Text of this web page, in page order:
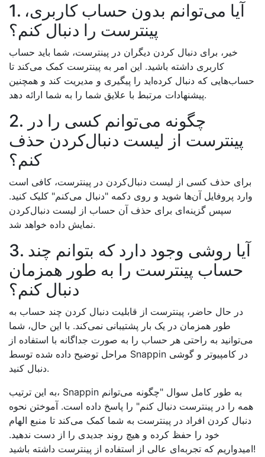
1. آیا می‌توانم بدون حساب کاربری،
پینترست را دنبال کنم؟
خیر، برای دنبال کردن دیگران در پینترست، شما باید حساب
کاربری داشته باشید. این امر به پینترست کمک می‌کند تا
حساب‌هایی که دنبال کرده‌اید را پیگیری و مدیریت کند و همچنین
پیشنهادات مرتبط با علایق شما را به شما ارائه دهد.
2. چگونه می‌توانم کسی را در
پینترست از لیست دنبال‌کردن حذف
کنم؟
برای حذف کسی از لیست دنبال‌کردن در پینترست، کافی است
وارد پروفایل آن‌ها شوید و روی دکمه "دنبال می‌کنم" کلیک کنید.
سپس گزینه‌ای برای حذف آن حساب از لیست دنبال‌کردن
نمایش داده خواهد شد.
3. آیا روشی وجود دارد که بتوانم چند
حساب پینترست را به طور همزمان
دنبال کنم؟
در حال حاضر، پینترست از قابلیت دنبال کردن چند حساب به
طور همزمان در یک بار پشتیبانی نمی‌کند. با این حال، شما
می‌توانید به راحتی هر حساب را به صورت جداگانه با استفاده از
مراحل توضیح داده شده توسط Snappin در کامپیوتر و گوشی
دنبال کنید.
به این ترتیب، Snappin به طور کامل سوال "چگونه می‌توانم
همه را در پینترست دنبال کنم" را پاسخ داده است. آموختن نحوه
دنبال کردن افراد در پینترست به شما کمک می‌کند تا منبع الهام
خود را حفظ کرده و هیچ روند جدیدی را از دست ندهید.
امیدواریم که تجربه‌ای عالی از استفاده از پینترست داشته باشید!